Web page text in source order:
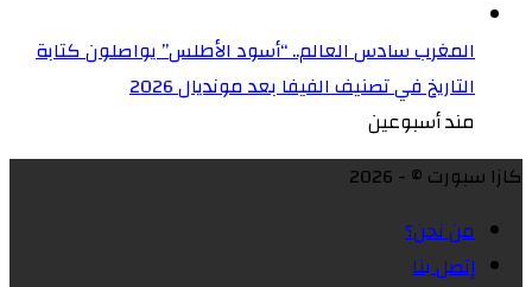
المغرب سادس العالم.. “أسود الأطلس” يواصلون كتابة
التاريخ في تصنيف الفيفا بعد مونديال 2026
مند أسبوعين
كازا سبورت © - 2026
من نحن؟
إتصل بنا